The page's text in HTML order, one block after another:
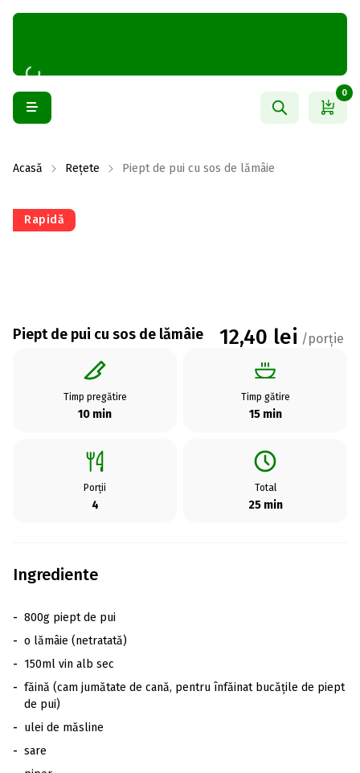
0
Acasă Rețete Piept de pui cu sos de lămâie
Rapidă
Piept de pui cu sos de lămâie 12,40 lei /porție
Timp pregătire
10 min
Timp gătire
15 min
Porții
4
Total
25 min
Ingrediente
- 800g piept de pui
- o lămâie (netratată)
- 150ml vin alb sec
- făină (cam jumătate de cană, pentru înfăinat bucățile de piept
de pui)
- ulei de măsline
- sare